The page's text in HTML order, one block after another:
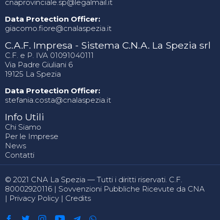
cnaprovinciale.sp@legalmail.it
Data Protection Officer:
giacomo.fiore@cnalaspezia.it
C.A.F. Impresa - Sistema C.N.A. La Spezia srl
C.F. e P. IVA 01091040111
Via Padre Giuliani 6
19125 La Spezia
Data Protection Officer:
stefania.costa@cnalaspezia.it
Info Utili
Chi Siamo
Per le Imprese
News
Contatti
© 2021 CNA La Spezia — Tutti i diritti riservati. C.F.
80002920116 | Sovvenzioni Pubbliche Ricevute da CNA
| Privacy Policy | Credits